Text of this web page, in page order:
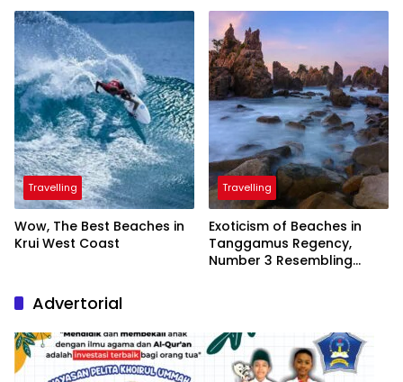
President
Travelling
Wow, The Best Beaches in
Krui West Coast
Travelling
Exoticism of Beaches in
Tanggamus Regency,
Number 3 Resembling
Advertorial